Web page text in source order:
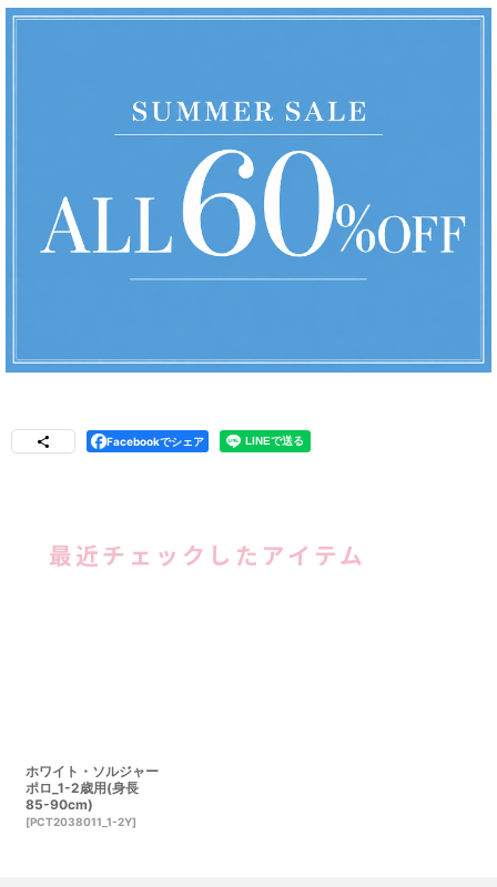
Facebookでシェア
最近チェックしたアイテム
ホワイト・ソルジャー
ポロ_1-2歳用(身長
85-90cm)
[PCT2038011_1-2Y]